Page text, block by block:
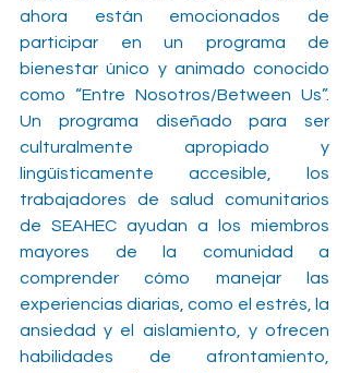
ahora están emocionados de
participar en un programa de
bienestar único y animado conocido
como “Entre Nosotros/Between Us”.
Un programa diseñado para ser
culturalmente apropiado y
lingüísticamente accesible, los
trabajadores de salud comunitarios
de SEAHEC ayudan a los miembros
mayores de la comunidad a
comprender cómo manejar las
experiencias diarias, como el estrés, la
ansiedad y el aislamiento, y ofrecen
habilidades de afrontamiento,